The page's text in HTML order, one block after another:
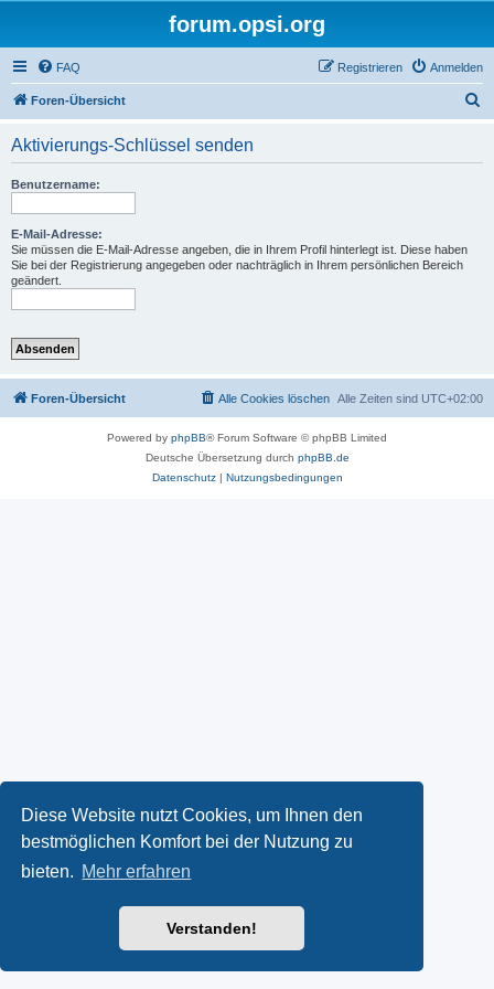
Diese Website nutzt Cookies, um Ihnen den
bestmöglichen Komfort bei der Nutzung zu
bieten. Mehr erfahren
Verstanden!
forum.opsi.org
FAQ Anmelden
Registrieren
Foren-Übersicht
Aktivierungs-Schlüssel senden
Benutzername:
E-Mail-Adresse:
Sie müssen die E-Mail-Adresse angeben, die in Ihrem Profil hinterlegt ist. Diese haben
Sie bei der Registrierung angegeben oder nachträglich in Ihrem persönlichen Bereich
geändert.
Foren-Übersicht Alle Zeiten sind UTC+02:00
Alle Cookies löschen
Powered by phpBB® Forum Software © phpBB Limited
Deutsche Übersetzung durch phpBB.de
Datenschutz| Nutzungsbedingungen